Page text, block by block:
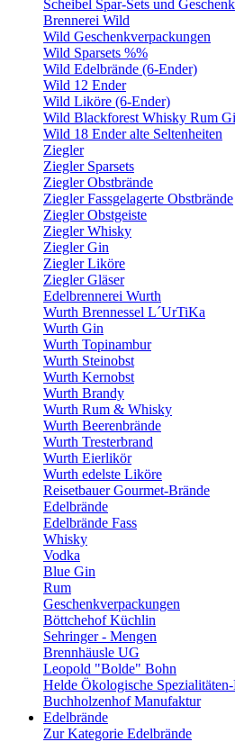
Scheibel Spar-Sets und
Brennerei Wild
Wild Geschenkverpackungen
Wild Sparsets %%
Wild Edelbrände (6-Ender)
Wild 12 Ender
Wild Liköre (6-Ender)
Wild Blackforest Whisky Rum
Wild 18 Ender alte Seltenheiten
Ziegler
Ziegler Sparsets
Ziegler Obstbrände
Ziegler Fassgelagerte Obstbrände
Ziegler Obstgeiste
Ziegler Whisky
Ziegler Gin
Ziegler Liköre
Ziegler Gläser
Edelbrennerei Wurth
Wurth Brennessel L´UrTiKa
Wurth Gin
Wurth Topinambur
Wurth Steinobst
Wurth Kernobst
Wurth Brandy
Wurth Rum & Whisky
Wurth Beerenbrände
Wurth Tresterbrand
Wurth Eierlikör
Wurth edelste Liköre
Reisetbauer Gourmet-Brände
Edelbrände
Edelbrände Fass
Whisky
Vodka
Blue Gin
Rum
Geschenkverpackungen
Böttchehof Küchlin
Sehringer - Mengen
Brennhäusle UG
Leopold "Bolde" Bohn
Helde Ökologische
Buchholzenhof Manufaktur
Edelbrände
Zur Kategorie Edelbrände